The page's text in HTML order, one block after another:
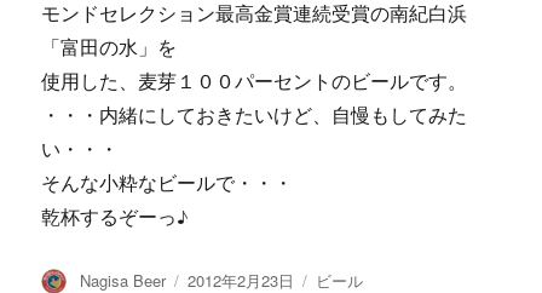
モンドセレクション最高金賞連続受賞の南紀白浜
「富田の水」を
使用した、麦芽１００パーセントのビールです。
・・・内緒にしておきたいけど、自慢もしてみた
い・・・
そんな小粋なビールで・・・
乾杯するぞーっ♪
投
Nagisa Beer
投
2012年2月23日
カ
ビール